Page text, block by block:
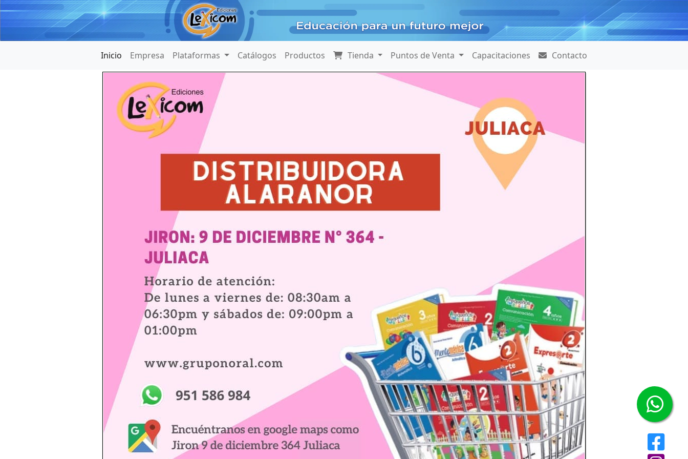
Inicio Empresa Plataformas Catálogos Productos Tienda Puntos de Venta Capacitaciones Contacto